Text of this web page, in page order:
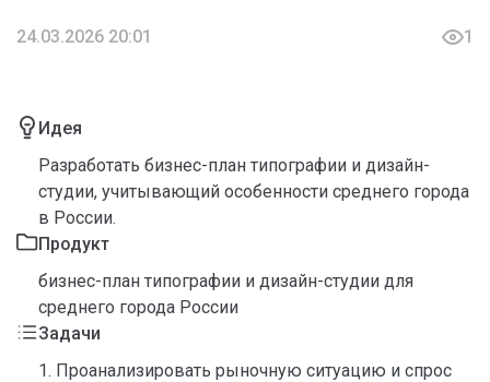
24.03.2026 20:01 1
Идея
Разработать бизнес-план типографии и дизайн-
студии, учитывающий особенности среднего города
в России.
Продукт
бизнес-план типографии и дизайн-студии для
среднего города России
Задачи
1. Проанализировать рыночную ситуацию и спрос